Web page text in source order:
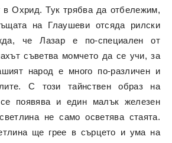
в Охрид. Тук трябва да отбележим,
на Глаушеви отсяда рилски
че Лазар е по-специален от
съветва момчето да се учи, за
народ е много по-различен и
С този тайнствен образ на
появява и един малък железен
не само осветява стаята.
ще грее в сърцето и ума на